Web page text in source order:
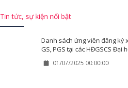
Tin tức, sự kiện nổi bật
Danh sách ứng viên đăng ký
GS, PGS tại các HĐGSCS Đại
01/07/2025 00:00:00